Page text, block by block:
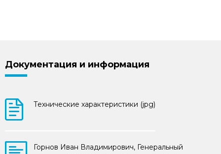
Документация и информация
Технические характеристики (jpg)
Горнов Иван Владимирович, Генеральный